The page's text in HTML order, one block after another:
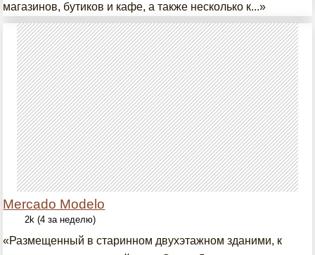
магазинов, бутиков и кафе, а также несколько к...»
Mercado Modelo
2k (4 за неделю)
«Размещенный в старинном двухэтажном зданими, к